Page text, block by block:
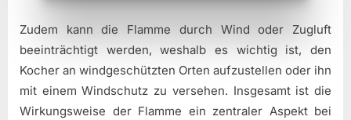
Zudem kann die Flamme durch Wind oder Zugluft
beeinträchtigt werden, weshalb es wichtig ist, den
Kocher an windgeschützten Orten aufzustellen oder ihn
mit einem Windschutz zu versehen. Insgesamt ist die
Wirkungsweise der Flamme ein zentraler Aspekt bei